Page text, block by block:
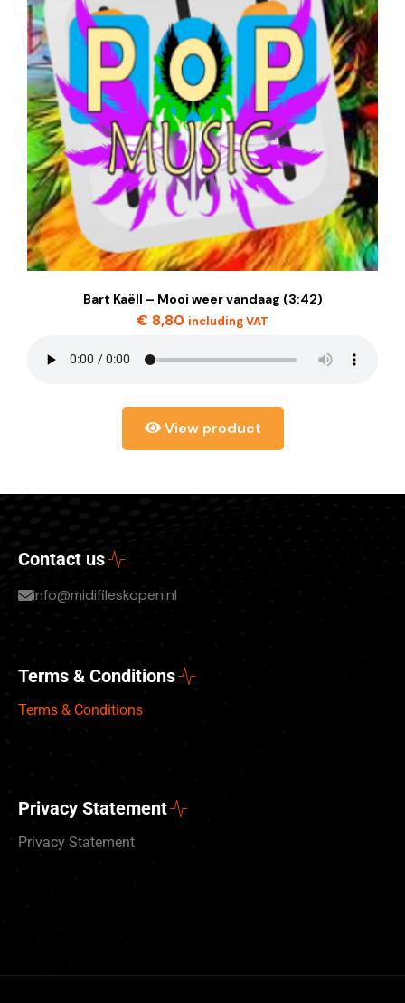
Bart Kaëll – Mooi weer vandaag (3:42)
€ 8,80 including VAT
View product
Contact us
info@midifileskopen.nl
Terms & Conditions
Terms & Conditions
Privacy Statement
Privacy Statement